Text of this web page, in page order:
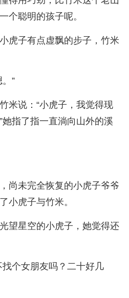
个聪明的孩子呢。
虎子有点虚飘的步子，竹米
”
米说：“小虎子，我觉得现
指了指一直淌向山外的溪
尚未完全恢复的小虎子爷爷
小虎子与竹米。
望星空的小虎子，她觉得还
找个女朋友吗？二十好几